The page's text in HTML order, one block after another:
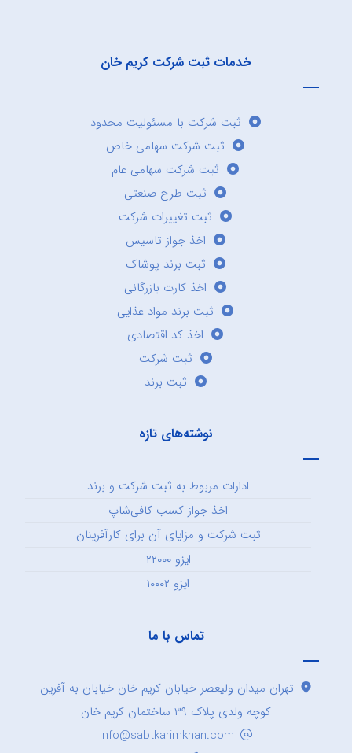
خدمات ثبت شرکت کریم خان
ثبت شرکت با مسئولیت محدود
ثبت شرکت سهامی خاص
ثبت شرکت سهامی عام
ثبت طرح صنعتی
ثبت تغییرات شرکت
اخذ جواز تاسیس
ثبت برند پوشاک
اخذ کارت بازرگانی
ثبت برند مواد غذایی
اخذ کد اقتصادی
ثبت شرکت
ثبت برند
نوشته‌های تازه
ادارات مربوط به ثبت شرکت و برند
اخذ جواز کسب کافی‌شاپ
ثبت شرکت و مزایای آن برای کارآفرینان
ایزو ۲۲۰۰۰
ایزو ۱۰۰۰۲
تماس با ما
تهران میدان ولیعصر خیابان کریم خان خیابان به آفرین
کوچه ولدی پلاک ۳۹ ساختمان کریم خان
Info@sabtkarimkhan.com